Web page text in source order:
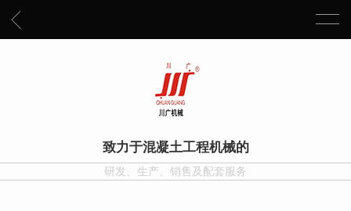
致力于混凝土工程机械的
研发、生产、销售及配套服务